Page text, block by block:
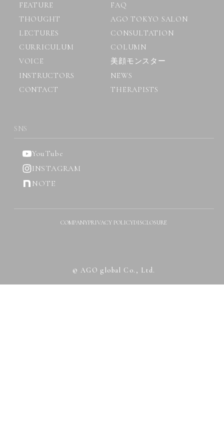
FEATURE
FAQ
THOUGHT
AGO TOKYO SALON
LECTURES
CONSULTATION
CURRICULUM
COLUMN
VOICE
美顔モンスター
INSTRUCTORS
NEWS
CONTACT
THERAPISTS
SNS
YouTube
INSTAGRAM
NOTE
COMPANYPRIVACY POLICYDISCLOSURE
© AGO global Co., Ltd.